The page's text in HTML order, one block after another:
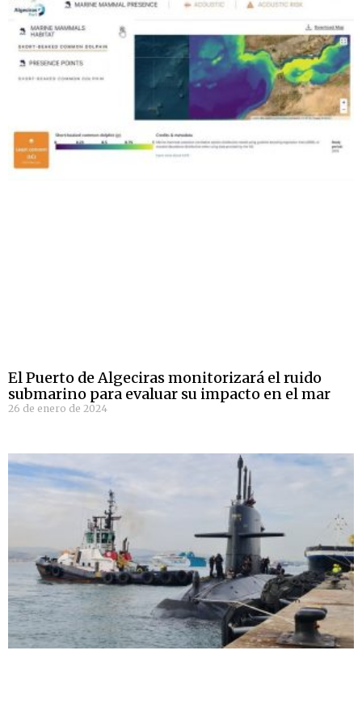
El Puerto de Algeciras monitorizará el ruido
submarino para evaluar su impacto en el mar
26 de enero de 2024